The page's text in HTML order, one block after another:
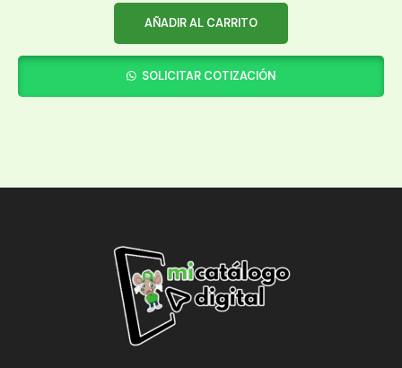
AÑADIR AL CARRITO
SOLICITAR COTIZACIÓN